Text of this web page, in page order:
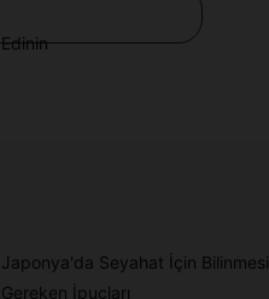
Edinin
Japonya'da Seyahat İçin Bilinmesi
Gereken İpuçları